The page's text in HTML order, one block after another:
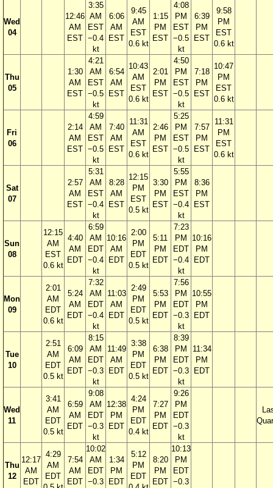
Wed
04
12:46
AM
EST
3:35
AM
EST
−0.4
kt
6:06
AM
EST
9:45
AM
EST
0.6 kt
1:15
PM
EST
4:08
PM
EST
−0.5
kt
6:39
PM
EST
9:58
PM
EST
0.6 kt
Thu
05
1:30
AM
EST
4:21
AM
EST
−0.5
kt
6:54
AM
EST
10:43
AM
EST
0.6 kt
2:01
PM
EST
4:50
PM
EST
−0.5
kt
7:18
PM
EST
10:47
PM
EST
0.6 kt
Fri
06
2:14
AM
EST
4:59
AM
EST
−0.5
kt
7:40
AM
EST
11:31
AM
EST
0.6 kt
2:46
PM
EST
5:25
PM
EST
−0.5
kt
7:57
PM
EST
11:31
PM
EST
0.6 kt
Sat
07
2:57
AM
EST
5:31
AM
EST
−0.4
kt
8:28
AM
EST
12:15
PM
EST
0.5 kt
3:30
PM
EST
5:55
PM
EST
−0.4
kt
8:36
PM
EST
Sun
08
12:15
AM
EST
0.6 kt
4:40
AM
EDT
6:59
AM
EDT
−0.4
kt
10:16
AM
EDT
2:00
PM
EDT
0.5 kt
5:11
PM
EDT
7:23
PM
EDT
−0.4
kt
10:16
PM
EDT
Mon
09
2:01
AM
EDT
0.6 kt
5:24
AM
EDT
7:32
AM
EDT
−0.4
kt
11:03
AM
EDT
2:49
PM
EDT
0.5 kt
5:53
PM
EDT
7:56
PM
EDT
−0.3
kt
10:55
PM
EDT
Tue
10
2:51
AM
EDT
0.5 kt
6:09
AM
EDT
8:15
AM
EDT
−0.3
kt
11:49
AM
EDT
3:38
PM
EDT
0.5 kt
6:38
PM
EDT
8:39
PM
EDT
−0.3
kt
11:34
PM
EDT
Wed
11
3:41
AM
EDT
0.5 kt
6:59
AM
EDT
9:08
AM
EDT
−0.3
kt
12:38
PM
EDT
4:24
PM
EDT
0.4 kt
7:27
PM
EDT
9:26
PM
EDT
−0.3
kt
Thu
12
12:17
AM
EDT
4:29
AM
EDT
7:54
AM
EDT
10:02
AM
EDT
−0.3
1:34
PM
EDT
5:12
PM
EDT
8:20
PM
EDT
10:13
PM
EDT
−0.3